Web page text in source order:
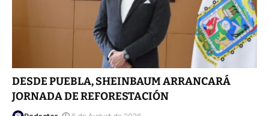
DESDE PUEBLA, SHEINBAUM ARRANCARÁ
JORNADA DE REFORESTACIÓN